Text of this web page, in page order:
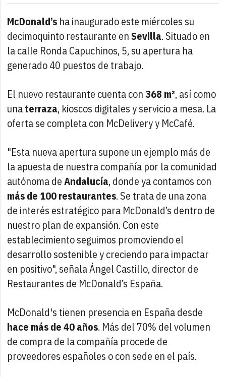
McDonald’s ha inaugurado este miércoles su
decimoquinto restaurante enSevilla. Situado en
la calle Ronda Capuchinos, 5, su apertura ha
generado 40 puestos de trabajo.
El nuevo restaurante cuenta con368 m², así como
unaterraza, kioscos digitales y servicio a mesa. La
oferta se completa con McDelivery y McCafé.
"Esta nueva apertura supone un ejemplo más de
la apuesta de nuestra compañía por la comunidad
autónoma deAndalucía, donde ya contamos con
más de 100 restaurantes. Se trata de una zona
de interés estratégico para McDonald’s dentro de
nuestro plan de expansión. Con este
establecimiento seguimos promoviendo el
desarrollo sostenible y creciendo para impactar
en positivo", señala Ángel Castillo, director de
Restaurantes de McDonald’s España.
McDonald's tienen presencia en España desde
hace más de 40 años. Más del 70% del volumen
de compra de la compañía procede de
proveedores españoles o con sede en el país.